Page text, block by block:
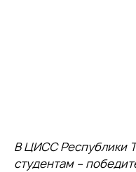
В ЦИСС Республики
студентам –